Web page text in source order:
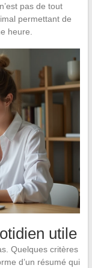
pas de tout
permettant de
heure.
utile
Quelques critères
d’un résumé qui